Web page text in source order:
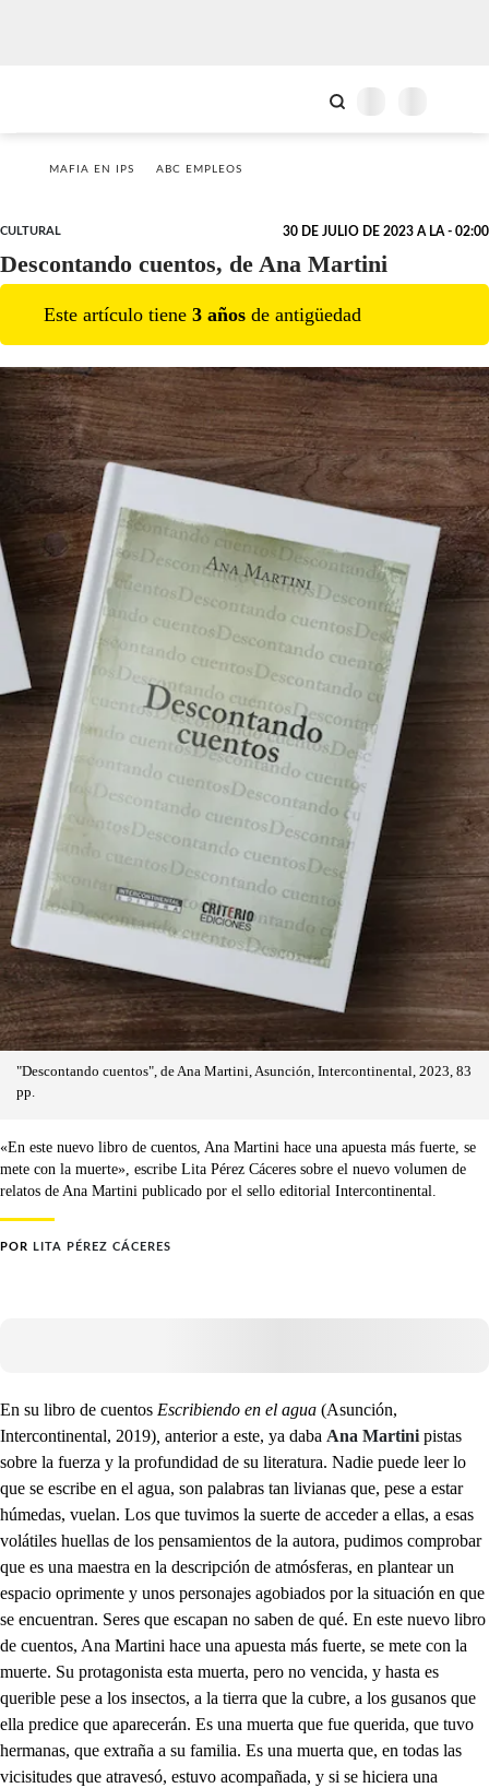
MAFIA EN IPS ABC EMPLEOS
CULTURAL 30 DE JULIO DE 2023 A LA - 02:00
Descontando cuentos, de Ana Martini
Este artículo tiene 3 años de antigüedad
"Descontando cuentos", de Ana Martini, Asunción, Intercontinental, 2023, 83
pp.
«En este nuevo libro de cuentos, Ana Martini hace una apuesta más fuerte, se
mete con la muerte», escribe Lita Pérez Cáceres sobre el nuevo volumen de
relatos de Ana Martini publicado por el sello editorial Intercontinental.
POR LITA PÉREZ CÁCERES
En su libro de cuentos Escribiendo en el agua (Asunción,
Intercontinental, 2019) anterior a este, ya daba Ana Martini pistas
sobre la fuerza y la profundidad de su literatura. Nadie puede leer lo
que se escribe en el agua, son palabras tan livianas que, pese a estar
húmedas, vuelan. Los que tuvimos la suerte de acceder a ellas, a esas
volátiles huellas de los pensamientos de la autora, pudimos comprobar
que es una maestra en la descripción de atmósferas, en plantear un
espacio oprimente y unos personajes agobiados por la situación en que
se encuentran. Seres que escapan no saben de qué. En este nuevo libro
de cuentos, Ana Martini hace una apuesta más fuerte, se mete con la
muerte. Su protagonista esta muerta, pero no vencida, y hasta es
querible pese a los insectos, a la tierra que la cubre, a los gusanos que
ella predice que aparecerán. Es una muerta que fue querida, que tuvo
hermanas, que extraña a su familia. Es una muerta que, en todas las
vicisitudes que atravesó, estuvo acompañada, y si se hiciera una